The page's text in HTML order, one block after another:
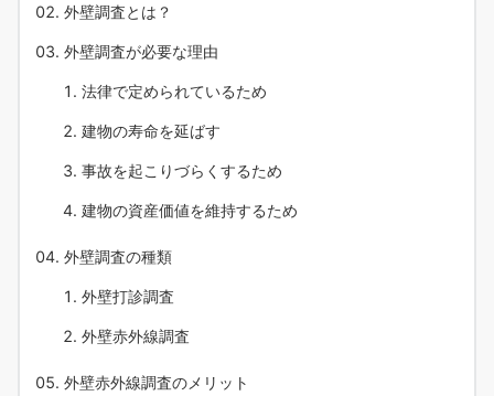
外壁調査とは？
外壁調査が必要な理由
法律で定められているため
建物の寿命を延ばす
事故を起こりづらくするため
建物の資産価値を維持するため
外壁調査の種類
外壁打診調査
外壁赤外線調査
外壁赤外線調査のメリット